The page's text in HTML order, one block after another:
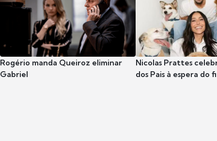
Rogério manda Queiroz eliminar
Gabriel
Nicolas Prattes
dos Pais à espera do